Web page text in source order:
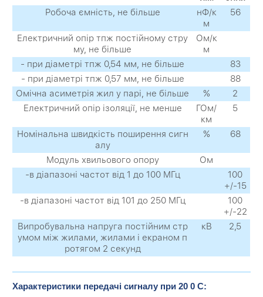
Робоча ємність, не більше
нФ/к
м
56
Електричний опір тпж постійному стру
му, не більше
Ом/к
м
- при діаметрі тпж 0,54 мм, не більше
83
- при діаметрі тпж 0,57 мм, не більше
88
Омічна асиметрія жил у парі, не більше
%
2
Електричний опір ізоляції, не менше
ГОм/
км
5
Номінальна швидкість поширення сигн
алу
% 68
Модуль хвильового опору
Ом
-в діапазоні частот від 1 до 100 МГц
100
+/-15
-в діапазоні частот від 101 до 250 МГц
100
+/-22
Випробувальна напруга постійним стр
умом між жилами, жилами і екраном п
ротягом 2 секунд
кВ 2,5
Характеристики передачі сигналу при 20 0 C: